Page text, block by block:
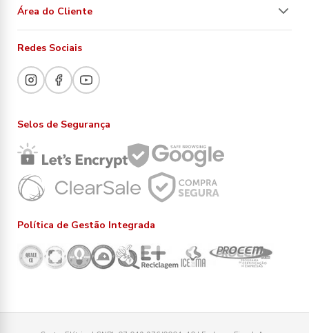
Área do Cliente
Redes Sociais
Selos de Segurança
Política de Gestão Integrada